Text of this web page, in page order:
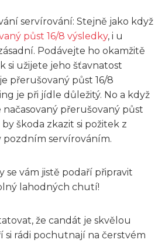
servírování: Stejně jako když
půst 16/8 výsledky, i u
Podávejte ho okamžitě
si užijete jeho šťavnatost
přerušovaný půst 16/8
je při jídle důležitý. No a když
přerušovaný půst
škoda zkazit si požitek z
servírováním.
se vám jistě podaří připravit
lahodných chutí!
že candát je skvělou
si rádi pochutnají na čerstvém